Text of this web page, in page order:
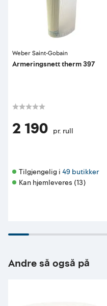
Weber Saint-Gobain
Armeringsnett therm 397
2 190 pr. rull
Tilgjengelig i 49 butikker
Kan hjemleveres (13)
Andre så også på